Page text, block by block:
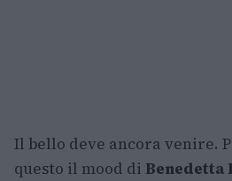
Il bello deve ancora venire.
questo il mood di Benedetta